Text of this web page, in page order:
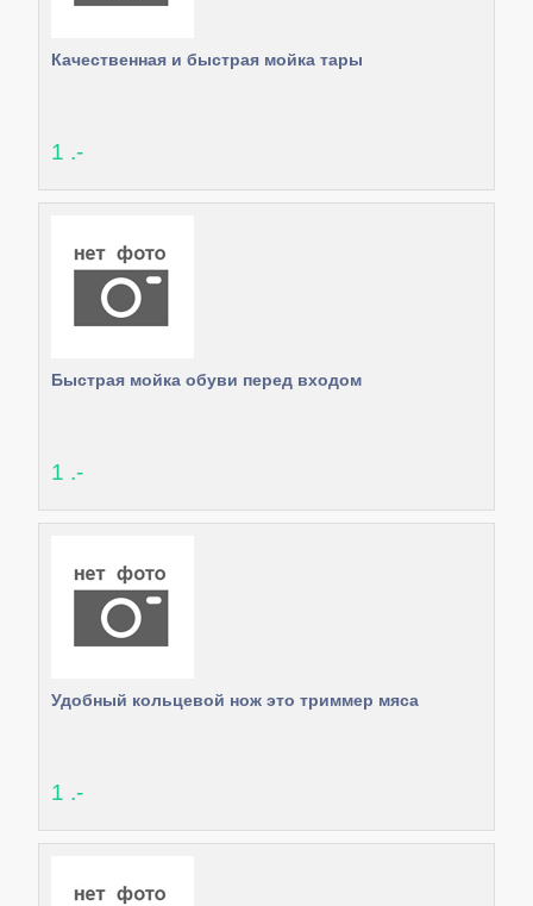
Качественная и быстрая мойка тары
1 .-
Быстрая мойка обуви перед входом
1 .-
Удобный кольцевой нож это триммер мяса
1 .-